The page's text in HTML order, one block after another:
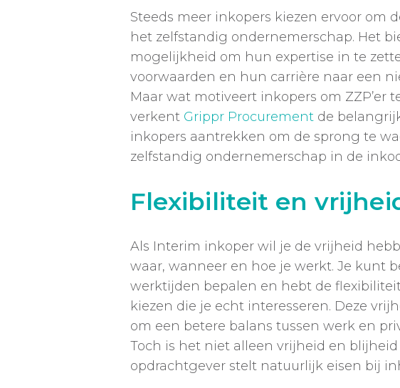
Steeds meer inkopers kiezen ervoor om
het zelfstandig ondernemerschap. Het
mogelijkheid om hun expertise in te
voorwaarden en hun carrière naar een
Maar wat motiveert inkopers om ZZP’er
verkent Grippr Procurementde
inkopers aantrekken om de sprong te
zelfstandig ondernemerschap in de
Flexibiliteit en
Als Interim inkoper wil je de vrijheid
waar, wanneer en hoe je werkt. Je kunt
werktijden bepalen en hebt de
kiezen die je echt interesseren. Deze
om een betere balans tussen werk en
Toch is het niet alleen vrijheid en
opdrachtgever stelt natuurlijk eisen bij